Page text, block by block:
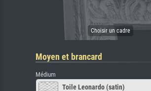
Moyen et brancard
Médium
Toile Leonardo (satin)